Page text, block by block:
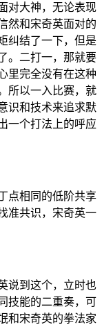
对大神，无论表现
然和宋奇英面对的
纠结了一下，但是
。二打一，那就要
里完全没有在这种
所以一入比赛，就
识和技术来追求默
一个打法上的呼应
点相同的低阶共享
准共识，宋奇英一
说到这个，立时也
技能的二重奏，可
和宋奇英的拳法家